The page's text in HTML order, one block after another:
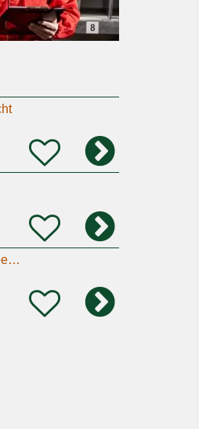
Lagermitarbeiter (m/w/d) in Pouch Muldestausee! Minijob / Midijob / Teilzeit / Aushilfe / Ferienjob